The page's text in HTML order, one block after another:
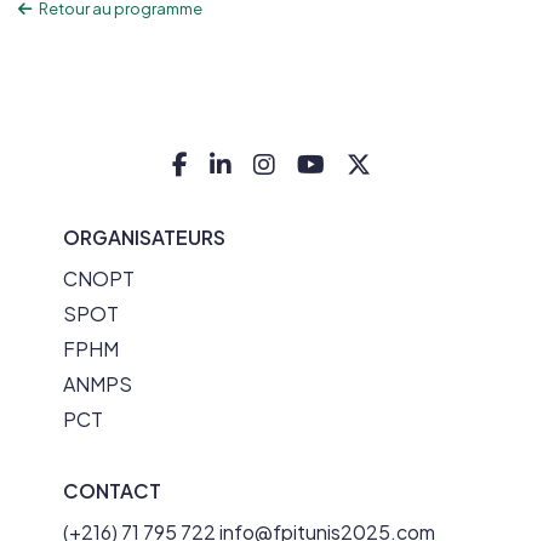
Retour au programme
ORGANISATEURS
CNOPT
SPOT
FPHM
ANMPS
PCT
CONTACT
(+216) 71 795 722 info@fpitunis2025.com